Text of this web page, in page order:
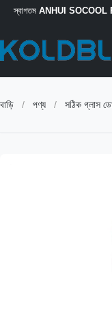
স্বাগতম ANHUI SOCOOL
বাড়ি / পণ্য / সঠিক গ্লাস